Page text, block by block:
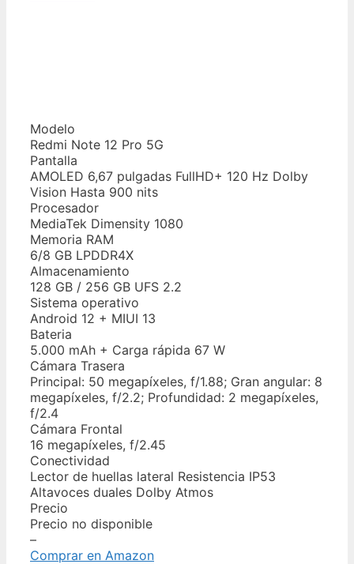
Modelo
Redmi Note 12 Pro 5G
Pantalla
AMOLED 6,67 pulgadas FullHD+ 120 Hz Dolby
Vision Hasta 900 nits
Procesador
MediaTek Dimensity 1080
Memoria RAM
6/8 GB LPDDR4X
Almacenamiento
128 GB / 256 GB UFS 2.2
Sistema operativo
Android 12 + MIUI 13
Bateria
5.000 mAh + Carga rápida 67 W
Cámara Trasera
Principal: 50 megapíxeles, f/1.88; Gran angular: 8
megapíxeles, f/2.2; Profundidad: 2 megapíxeles,
f/2.4
Cámara Frontal
16 megapíxeles, f/2.45
Conectividad
Lector de huellas lateral Resistencia IP53
Altavoces duales Dolby Atmos
Precio
Precio no disponible
–
Comprar en Amazon